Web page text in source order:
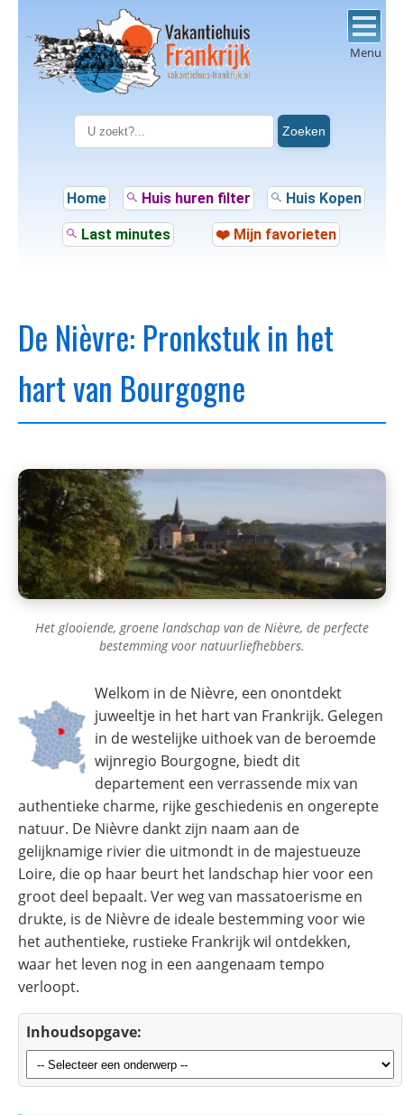
Zoeken
Menu
Home Huis huren filter Huis Kopen
Last minutes ❤️ Mijn favorieten
De Nièvre: Pronkstuk in het
hart van Bourgogne
Het glooiende, groene landschap van de Nièvre, de perfecte
bestemming voor natuurliefhebbers.
Welkom in de Nièvre, een onontdekt
juweeltje in het hart van Frankrijk. Gelegen
in de westelijke uithoek van de beroemde
wijnregio Bourgogne, biedt dit
departement een verrassende mix van
authentieke charme, rijke geschiedenis en ongerepte
natuur. De Nièvre dankt zijn naam aan de
gelijknamige rivier die uitmondt in de majestueuze
Loire, die op haar beurt het landschap hier voor een
groot deel bepaalt. Ver weg van massatoerisme en
drukte, is de Nièvre de ideale bestemming voor wie
het authentieke, rustieke Frankrijk wil ontdekken,
waar het leven nog in een aangenaam tempo
verloopt.
Inhoudsopgave: